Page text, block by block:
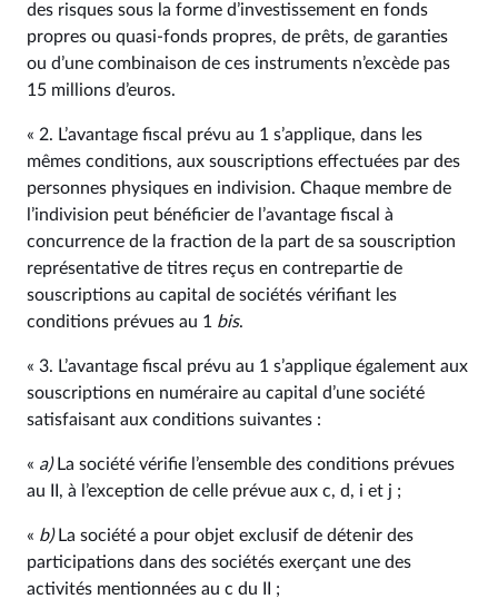
des risques sous la forme d’investissement en fonds
propres ou quasi-fonds propres, de prêts, de garanties
ou d’une combinaison de ces instruments n’excède pas
15 millions d’euros.
« 2. L’avantage fiscal prévu au 1 s’applique, dans les
mêmes conditions, aux souscriptions effectuées par des
personnes physiques en indivision. Chaque membre de
l’indivision peut bénéficier de l’avantage fiscal à
concurrence de la fraction de la part de sa souscription
représentative de titres reçus en contrepartie de
souscriptions au capital de sociétés vérifiant les
conditions prévues au 1 bis.
« 3. L’avantage fiscal prévu au 1 s’applique également aux
souscriptions en numéraire au capital d’une société
satisfaisant aux conditions suivantes :
« a)La société vérifie l’ensemble des conditions prévues
au II, à l’exception de celle prévue aux c, d, i et j ;
« b)La société a pour objet exclusif de détenir des
participations dans des sociétés exerçant une des
activités mentionnées au c du II ;